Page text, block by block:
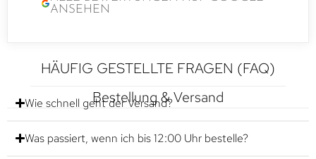
ANSEHEN
HÄUFIG GESTELLTE FRAGEN (FAQ)
Bestellung & Versand
Wie schnell geht der Versand?
Was passiert, wenn ich bis 12:00 Uhr bestelle?